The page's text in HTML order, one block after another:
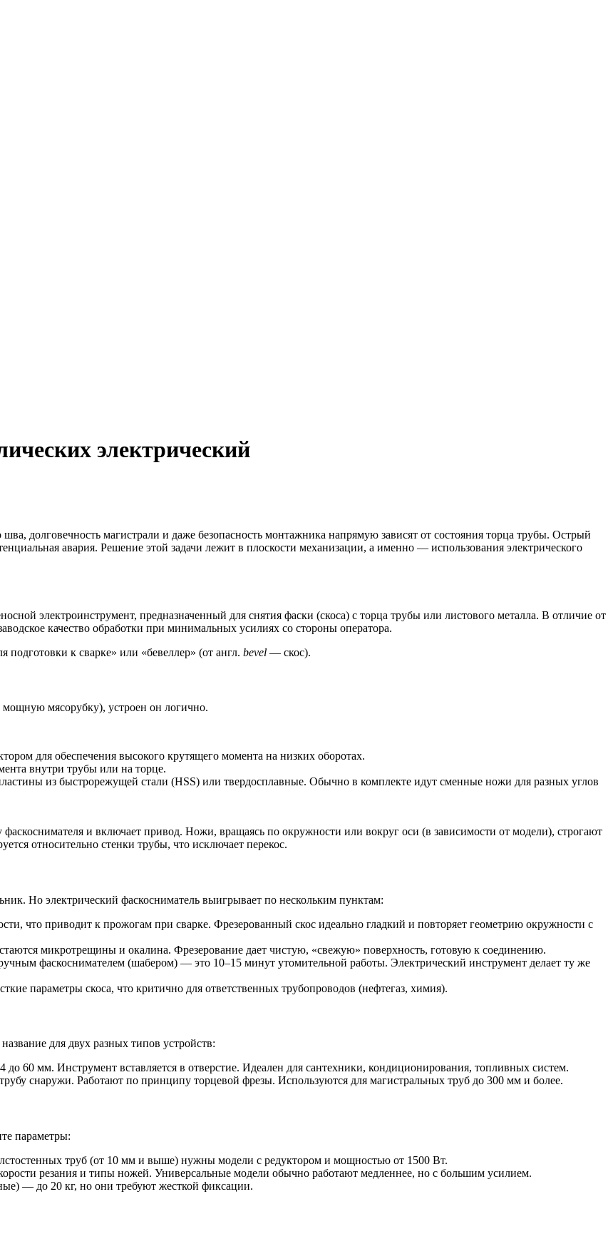
электрический
долговечность магистрали и даже безопасность монтажника напрямую зависят от состояния торца трубы. Острый
авария. Решение этой задачи лежит в плоскости механизации, а именно — использования электрического
электроинструмент, предназначенный для снятия фаски (скоса) с торца трубы или листового металла. В отличие от
качество обработки при минимальных усилиях со стороны оператора.
подготовки к сварке» или «бевеллер» (от англ. bevel — скос).
мясорубку), устроен он логично.
для обеспечения высокого крутящего момента на низких оборотах.
внутри трубы или на торце.
из быстрорежущей стали (HSS) или твердосплавные. Обычно в комплекте идут сменные ножи для разных углов
и включает привод. Ножи, вращаясь по окружности или вокруг оси (в зависимости от модели), строгают
относительно стенки трубы, что исключает перекос.
Но электрический фаскосниматель выигрывает по нескольким пунктам:
что приводит к прожогам при сварке. Фрезерованный скос идеально гладкий и повторяет геометрию окружности с
микротрещины и окалина. Фрезерование дает чистую, «свежую» поверхность, готовую к соединению.
фаскоснимателем (шабером) — это 10–15 минут утомительной работы. Электрический инструмент делает ту же
параметры скоса, что критично для ответственных трубопроводов (нефтегаз, химия).
для двух разных типов устройств:
60 мм. Инструмент вставляется в отверстие. Идеален для сантехники, кондиционирования, топливных систем.
снаружи. Работают по принципу торцевой фрезы. Используются для магистральных труб до 300 мм и более.
параметры:
труб (от 10 мм и выше) нужны модели с редуктором и мощностью от 1500 Вт.
резания и типы ножей. Универсальные модели обычно работают медленнее, но с большим усилием.
— до 20 кг, но они требуют жесткой фиксации.